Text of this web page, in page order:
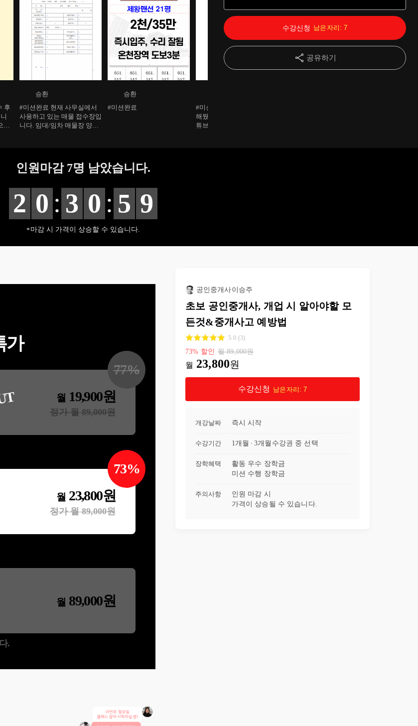
12:48
14강 중개실무(14)-고객의 말보다 매물의 가능성을 믿을것! 11:28
15강 수입편(15)-공인중개사 여러개의 지갑만들기-중개사의 부업편 20:45
22강 실전 계약편(22)-대리 계약 시 위임장에 관하여 10:33
25강
28강
29강
공유하기
수강신청 남은자리: 7
후
로
승환
#미션완료 현재 사무실에서
사용하고 있는 매물 접수장입
니다. 임대/임차 매물장 양식
공급이 훨씬 많은 상황이라
매물이 쌓여가는 상황이에요
승환
#미션완료
#미션완료 야무지게 북마크
해뒀습니다. 사실 승주님 유
튜브에서 예전에 중개업에 도
인원마감 7명 남았습니다.
2 0 : 3 0 : 5 8
마감 시 가격이 상승할 수 있습니다.
가
월 19,900원
정가 월89,000원
77%
월 23,800원
정가 월89,000원
73%
월 89,000원
.
공인중개사이승주
초보 공인중개사, 개업 시 알아야할 모
든것&중개사고 예방법
5.0 (3)
73% 할인 월89,000원
월 23,800원
수강신청 남은자리: 7
개강날짜 즉시 시작
수강기간 1개월 3개월 수강권 중 선택
장학혜택
활동 우수 장학금
미션 수행 장학금
주의사항
인원 마감 시
가격이 상승될 수 있습니다.